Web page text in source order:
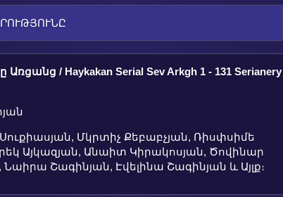
/ Haykakan Serial Sev Arkgh 1 - 131 Serianery
Մկրտիչ Քեբաբչյան, Ռիսփսիմե
Այկազյան, Անաիտ Կիրակոսյան, Ծովինար
Շագինյան, Էվելինա Շագինյան ԵՒ Այլք։